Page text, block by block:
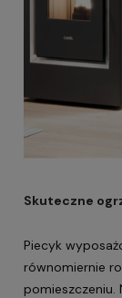
Skuteczne
Piecyk
równomiernie
pomieszczeniu.